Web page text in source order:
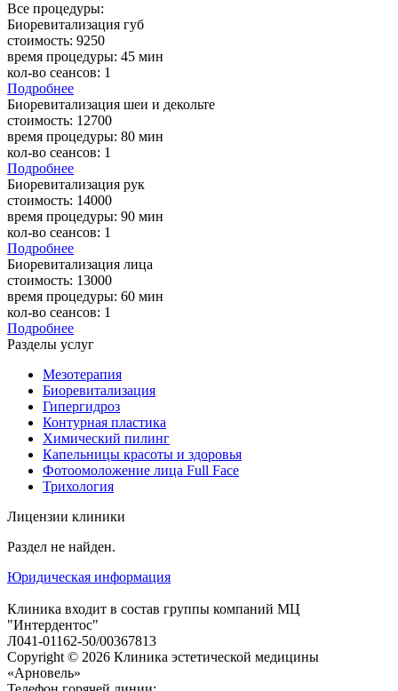
Все процедуры:
Биоревитализация губ
стоимость: 9250
время процедуры: 45 мин
кол-во сеансов: 1
Подробнее
Биоревитализация шеи и декольте
стоимость: 12700
время процедуры: 80 мин
кол-во сеансов: 1
Подробнее
Биоревитализация рук
стоимость: 14000
время процедуры: 90 мин
кол-во сеансов: 1
Подробнее
Биоревитализация лица
стоимость: 13000
время процедуры: 60 мин
кол-во сеансов: 1
Подробнее
Разделы услуг
Мезотерапия
Биоревитализация
Гипергидроз
Контурная пластика
Химический пилинг
Капельницы красоты и здоровья
Фотоомоложение лица Full Face
Трихология
Лицензии клиники
Раздел не найден.
Юридическая информация
Клиника входит в состав группы компаний МЦ
"Интердентос"
Л041-01162-50/00367813
Copyright © 2026 Клиника эстетической медицины
«Арновель»